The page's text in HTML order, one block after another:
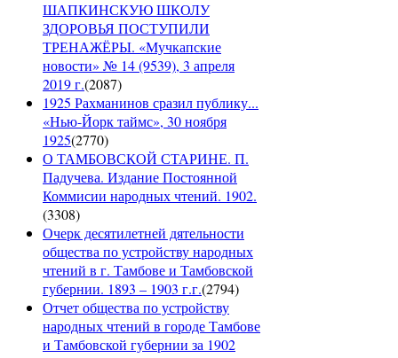
ШАПКИНСКУЮ ШКОЛУ
ЗДОРОВЬЯ ПОСТУПИЛИ
ТРЕНАЖЁРЫ. «Мучкапские
новости» № 14 (9539), 3 апреля
2019 г.(2087)
1925 Рахманинов сразил публику...
«Нью-Йорк таймс», 30 ноября
1925(2770)
О ТАМБОВСКОЙ СТАРИНЕ. П.
Падучева. Издание Постоянной
Коммисии народных чтений. 1902.
(3308)
Очерк десятилетней дятельности
общества по устройству народных
чтений в г. Тамбове и Тамбовской
губернии. 1893 – 1903 г.г.(2794)
Отчет общества по устройству
народных чтений в городе Тамбове
и Тамбовской губернии за 1902